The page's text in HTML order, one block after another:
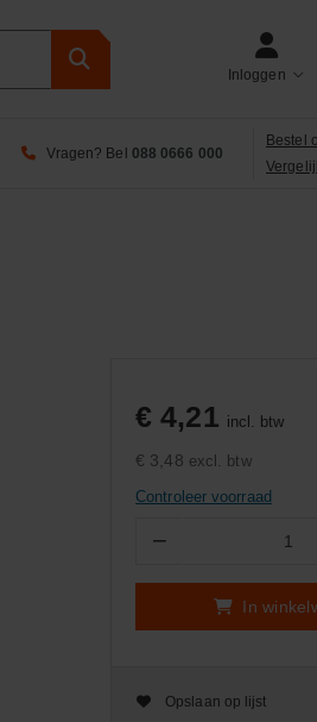
Inloggen
Vragen? Bel 088 0666 000
Bestel
€ 4,21 incl. btw
€ 3,48 excl. btw
Controleer voorraad
−
In
Opslaan op lijst